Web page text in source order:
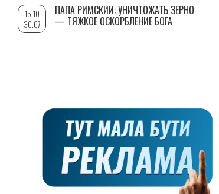
15:10
30.07
ПАПА РИМСКИЙ: УНИЧТОЖАТЬ ЗЕРНО
— ТЯЖКОЕ ОСКОРБЛЕНИЕ БОГА